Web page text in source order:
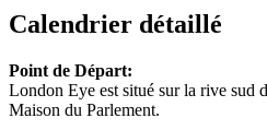
Calendrier détaillé
Point de Départ:
London Eye est situé sur la rive sud
Maison du Parlement.